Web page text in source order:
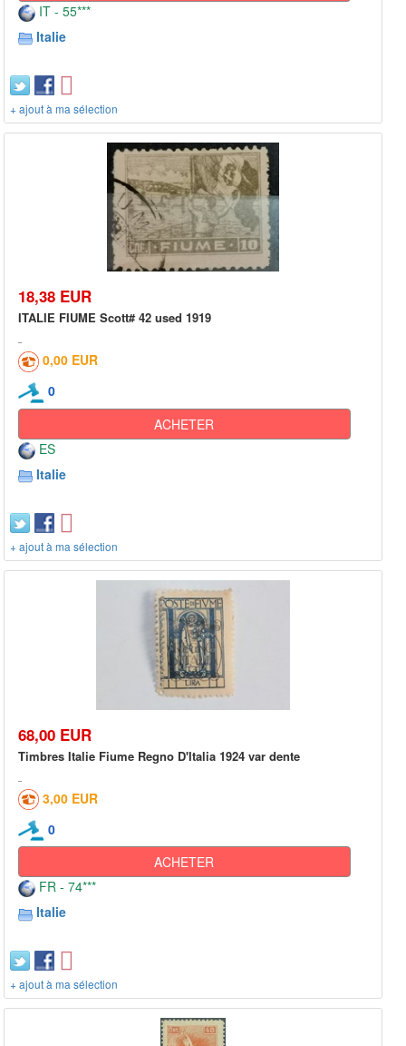
IT - 55***
Italie
+ ajout à ma sélection
18,38 EUR
ITALIE FIUME Scott# 42 used 1919
0,00 EUR
0
ACHETER
ES
Italie
+ ajout à ma sélection
68,00 EUR
Timbres Italie Fiume Regno D'Italia 1924 var dente
3,00 EUR
0
ACHETER
FR - 74***
Italie
+ ajout à ma sélection